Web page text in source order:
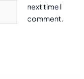
next time I
comment.